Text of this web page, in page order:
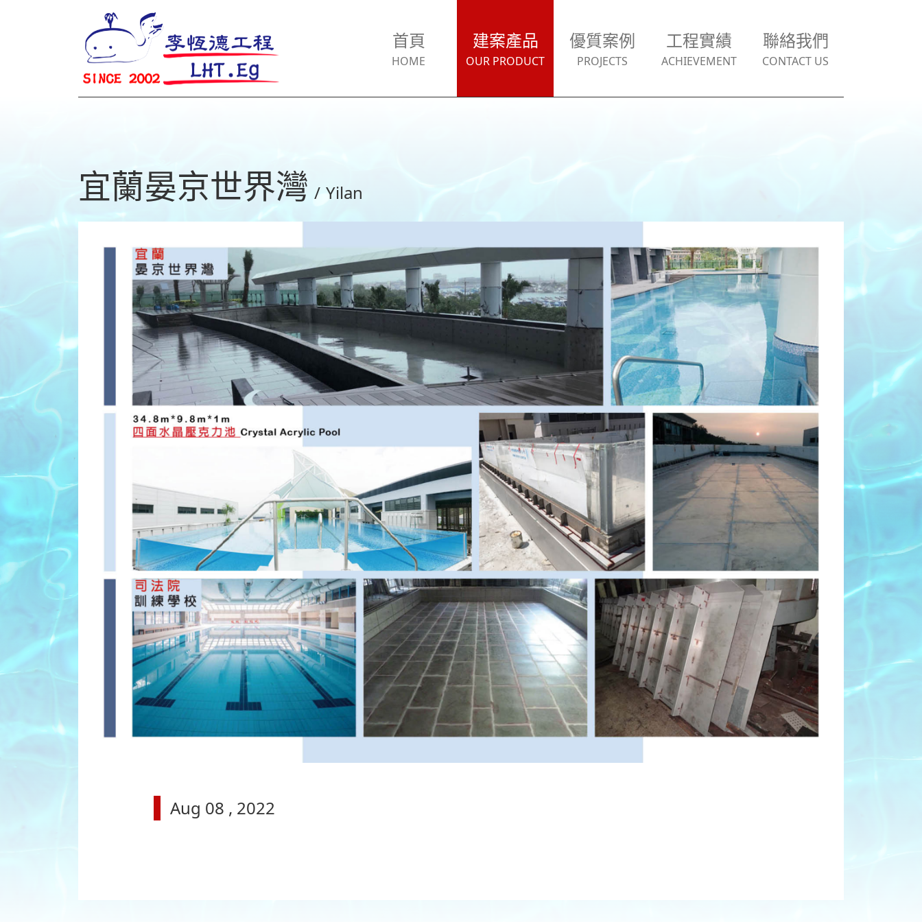
首頁
HOME
建案產品
OUR PRODUCT
優質案例
PROJECTS
工程實績
ACHIEVEMENT
聯絡我們
CONTACT US
宜蘭晏京世界灣 / Yilan
Aug 08 , 2022